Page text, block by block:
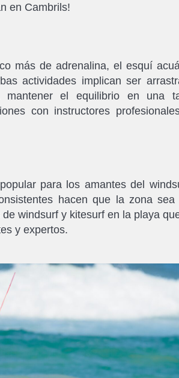
en Cambrils!
más de adrenalina, el esquí
actividades implican ser
mantener el equilibrio en una
con instructores
para los amantes del
hacen que la zona
windsurf y kitesurf en la playa
y expertos.